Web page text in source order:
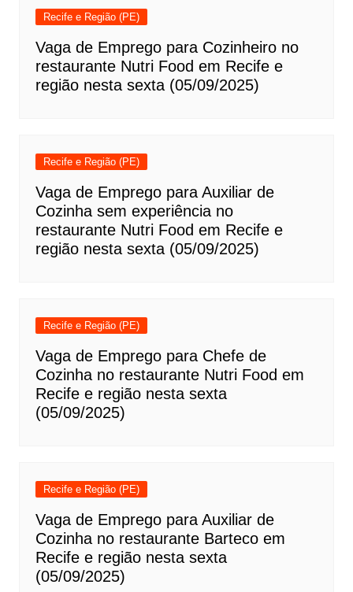
Recife e Região (PE)
Vaga de Emprego para Cozinheiro no
restaurante Nutri Food em Recife e
região nesta sexta (05/09/2025)
Recife e Região (PE)
Vaga de Emprego para Auxiliar de
Cozinha sem experiência no
restaurante Nutri Food em Recife e
região nesta sexta (05/09/2025)
Recife e Região (PE)
Vaga de Emprego para Chefe de
Cozinha no restaurante Nutri Food em
Recife e região nesta sexta
(05/09/2025)
Recife e Região (PE)
Vaga de Emprego para Auxiliar de
Cozinha no restaurante Barteco em
Recife e região nesta sexta
(05/09/2025)